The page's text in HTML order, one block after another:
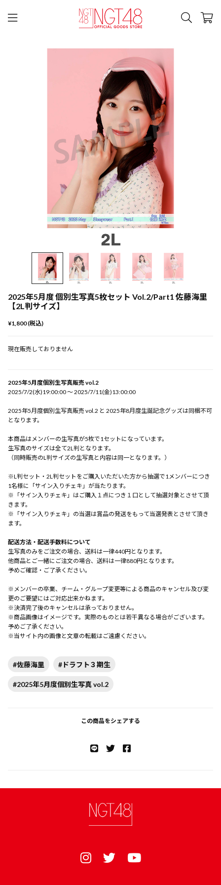
2025年5月度 個別生写真5枚セット Vol.2/Part1 佐藤海里
【2L判サイズ】
¥1,800 (税込)
現在販売しておりません
2025年5月度個別生写真販売 vol.2
2025/7/2(水)19:00:00 〜 2025/7/11(金)13:00:00
2025年5月度個別生写真販売 vol.2 と 2025年8月度生誕記念グッズは同梱不可
となります。
本商品はメンバーの生写真が5枚で1セットになっています。
生写真のサイズは全て2L判となります。
（同時販売のL判サイズの生写真と内容は同一となります。）
※L判セット・2L判セットをご購入いただいた方から抽選で1メンバーにつき
1名様に「サイン入りチェキ」が当たります。
※「サイン入りチェキ」はご購入１点につき１口として抽選対象とさせて頂
きます。
※「サイン入りチェキ」の当選は賞品の発送をもって当選発表とさせて頂き
ます。
配送方法・配送手数料について
生写真のみをご注文の場合、送料は一律440円となります。
他商品とご一緒にご注文の場合、送料は一律880円となります。
予めご確認・ご了承ください。
※メンバーの卒業、チーム・グループ変更等による商品のキャンセル及び変
更のご要望にはご対応出来かねます。
※決済完了後のキャンセルは承っておりません。
※商品画像はイメージです。実際のものとは若干異なる場合がございます。
予めご了承ください。
※当サイト内の画像と文章の転載はご遠慮ください。
#佐藤海里 #ドラフト３期生
#2025年5月度個別生写真 vol.2
この商品をシェアする